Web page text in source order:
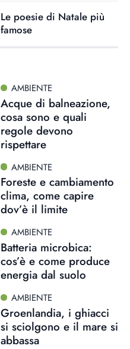
Le poesie di Natale più
famose
AMBIENTE
Acque di balneazione,
cosa sono e quali
regole devono
rispettare
AMBIENTE
Foreste e cambiamento
clima, come capire
dov’è il limite
AMBIENTE
Batteria microbica:
cos’è e come produce
energia dal suolo
AMBIENTE
Groenlandia, i ghiacci
si sciolgono e il mare si
abbassa